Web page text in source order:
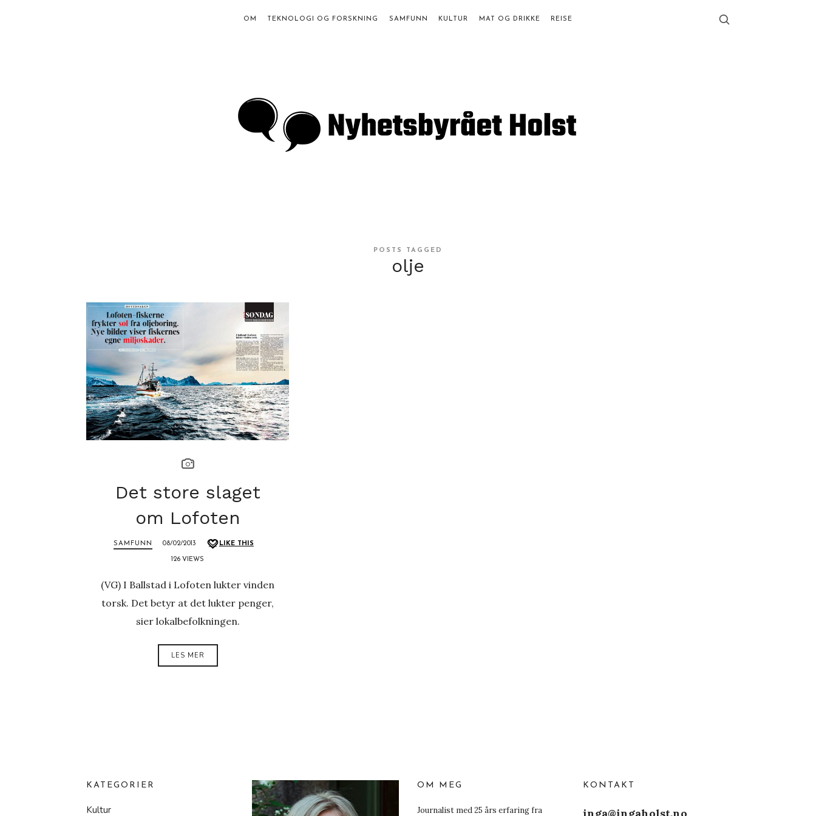
Holst
OM TEKNOLOGI OG FORSKNING SAMFUNN KULTUR MAT OG DRIKKE REISE
POSTS TAGGED
olje
Det store slaget
om Lofoten
SAMFUNN 08/02/2013 LIKE THIS
126 VIEWS
(VG) I Ballstad i Lofoten lukter vinden
torsk. Det betyr at det lukter penger,
sier lokalbefolkningen.
LES MER
KATEGORIER
Kultur
OM MEG
Journalist med 25 års erfaring fra
KONTAKT